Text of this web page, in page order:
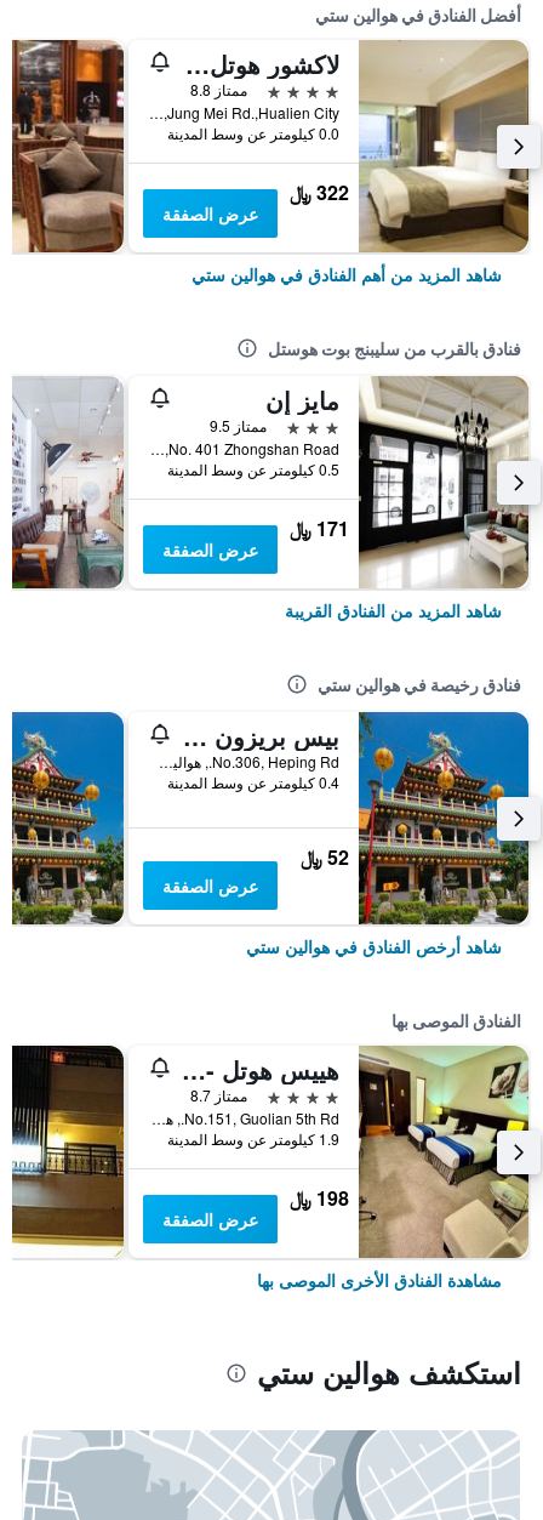
أفضل الفنادق في هوالين ستي
لاكشور هوتل هولين
4 نجوم
ممتاز 8.8
No.142,Jung Mei Rd.,Hualien City, هوالين ستي, تايوان
0.0 كيلومتر عن وسط المدينة
322 ﷼
عرض الصفقة
شاهد المزيد من أهم الفنادق في هوالين ستي
فنادق بالقرب من سليبنج بوت هوستل
مايز إن
3 نجوم
ممتاز 9.5
No. 401 Zhongshan Road, هوالين ستي, تايوان
0.5 كيلومتر عن وسط المدينة
171 ﷼
عرض الصفقة
شاهد المزيد من الفنادق القريبة
فنادق رخيصة في هوالين ستي
بيس بريزون كافيه إن
No.306, Heping Rd., هوالين ستي, تايوان
0.4 كيلومتر عن وسط المدينة
52 ﷼
عرض الصفقة
شاهد أرخص الفنادق في هوالين ستي
الفنادق الموصى بها
هييس هوتل - هوالين
4 نجوم
ممتاز 8.7
No.151, Guolian 5th Rd., هوالين ستي, تايوان
1.9 كيلومتر عن وسط المدينة
198 ﷼
عرض الصفقة
مشاهدة الفنادق الأخرى الموصى بها
استكشف هوالين ستي